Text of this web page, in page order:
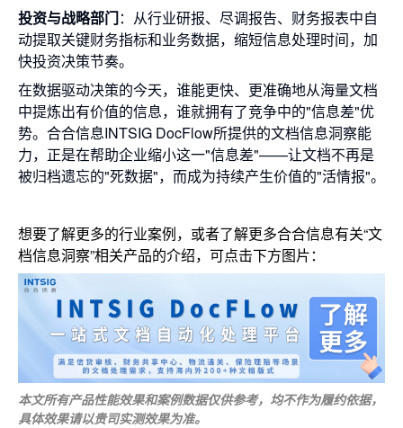
投资与战略部门：从行业研报、尽调报告、财务报表中自
动提取关键财务指标和业务数据，缩短信息处理时间，加
快投资决策节奏。
在数据驱动决策的今天，谁能更快、更准确地从海量文档
中提炼出有价值的信息，谁就拥有了竞争中的"信息差"优
势。合合信息INTSIG DocFlow所提供的文档信息洞察能
力，正是在帮助企业缩小这一"信息差"——让文档不再是
被归档遗忘的"死数据"，而成为持续产生价值的"活情报"。
想要了解更多的行业案例，或者了解更多合合信息有关“文
档信息洞察”相关产品的介绍，可点击下方图片：
本文所有产品性能效果和案例数据仅供参考，均不作为履约依据，
具体效果请以贵司实测效果为准。